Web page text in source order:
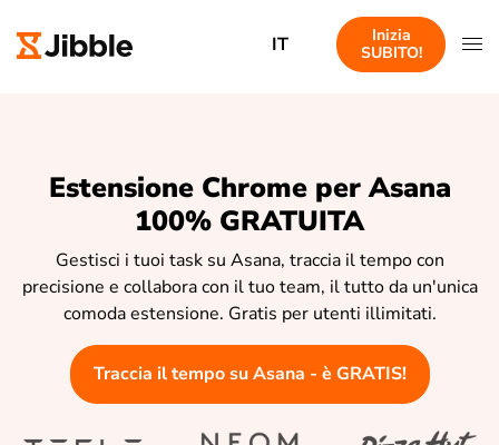
IT
Inizia
SUBITO!
Estensione Chrome per Asana
100% GRATUITA
Gestisci i tuoi task su Asana, traccia il tempo con
precisione e collabora con il tuo team, il tutto da un'unica
comoda estensione. Gratis per utenti illimitati.
Traccia il tempo su Asana - è GRATIS!